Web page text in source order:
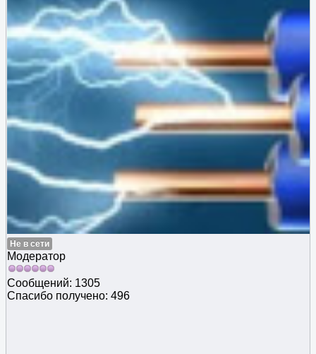
Не в сети
Модератор
Сообщений: 1305
Спасибо получено: 496